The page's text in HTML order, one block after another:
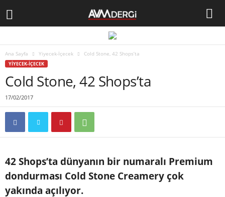
Ana Sayfa Yiyecek-İçecek Cold Stone, 42 Shops’ta
YIYECEK-İÇECEK
Cold Stone, 42 Shops’ta
17/02/2017
42 Shops’ta dünyanın bir numaralı Premium
dondurması Cold Stone Creamery çok
yakında açılıyor.